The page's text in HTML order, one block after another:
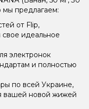
предлагаем:
от Flip,
идеальное
электронок
и полностью
по всей Украине,
вашей новой жижей